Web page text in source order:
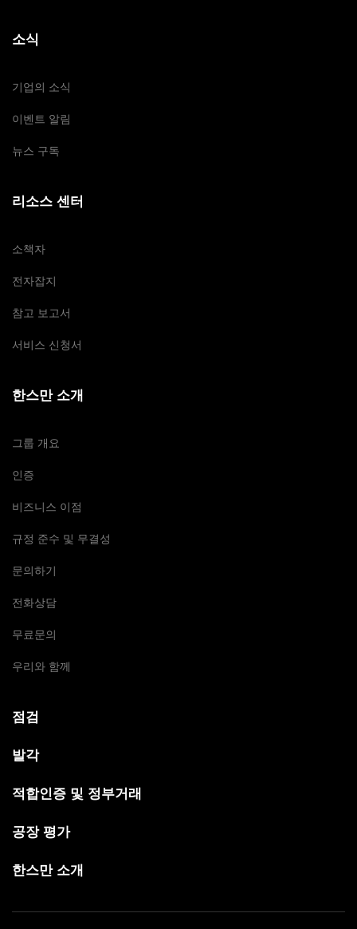
소식
기업의 소식
이벤트 알림
뉴스 구독
리소스 센터
소책자
전자잡지
참고 보고서
서비스 신청서
한스만 소개
그룹 개요
인증
비즈니스 이점
규정 준수 및 무결성
문의하기
전화상담
무료문의
우리와 함께
점검
발각
적합인증 및 정부거래
공장 평가
한스만 소개